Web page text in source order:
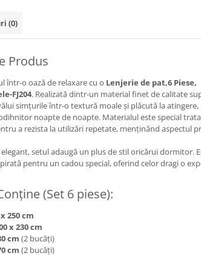
(0)
Produs
într-o oază de relaxare cu o Lenjerie de pat,6 Piese,
FJ204. Realizată dintr-un material finet de calitate
simțurile într-o textură moale și plăcută la atingere,
noapte de noapte. Materialul este special
a rezista la utilizări repetate, menținând aspectul
setul adaugă un plus de stil oricărui dormitor.
pentru un cadou special, oferind celor dragi o
(Set 6 piese):
250 cm
x 230 cm
cm (2 bucăți)
cm (2 bucăți)